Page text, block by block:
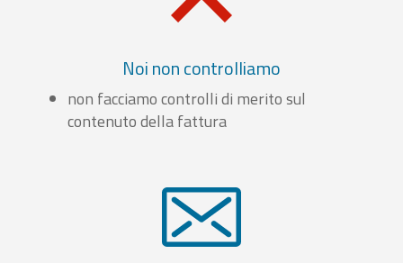
Noi non controlliamo
non facciamo controlli di merito sul
contenuto della fattura